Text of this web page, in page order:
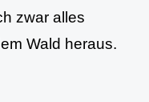
zwar alles
Wald heraus.